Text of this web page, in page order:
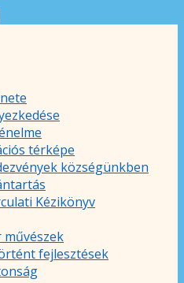
térképe
községünkben
Kézikönyv
fejlesztések